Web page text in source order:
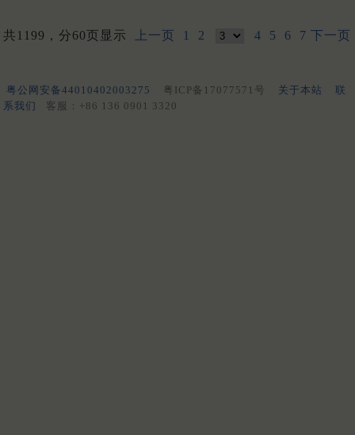
共1199，分60页显示 上一页 1 2 4 5 6 7 下一页
粤公网安备44010402003275 粤ICP备17077571号 关于本站
联
系我们
客服：+86 136 0901 3320